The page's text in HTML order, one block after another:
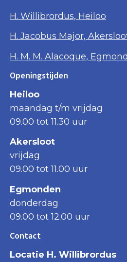
H. Willibrordus, Heiloo
H. Jacobus Major,
H. M. M. Alacoque,
Openingstijden
Heiloo
maandag t/m vrijdag
09.00 tot 11.30 uur
Akersloot
vrijdag
09.00 tot 11.00 uur
Egmonden
donderdag
09.00 tot 12.00 uur
Contact
Locatie H. Willibrordus